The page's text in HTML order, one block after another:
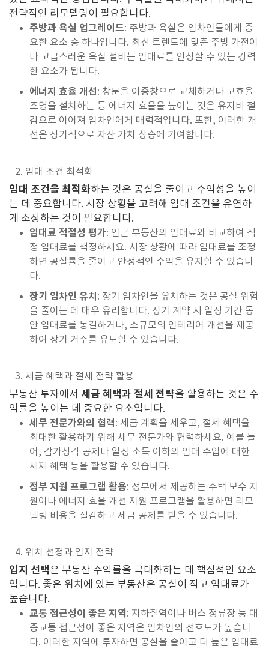
전략적인 리모델링이 필요합니다.
주방과 욕실 업그레이드: 주방과 욕실은 임차인들에게 중
요한 요소 중 하나입니다. 최신 트렌드에 맞춘 주방 가전이
나 고급스러운 욕실 설비는 임대료를 인상할 수 있는 강력
한 요소가 됩니다.
에너지 효율 개선: 창문을 이중창으로 교체하거나 고효율
조명을 설치하는 등 에너지 효율을 높이는 것은 유지비 절
감으로 이어져 임차인에게 매력적입니다. 또한, 이러한 개
선은 장기적으로 자산 가치 상승에 기여합니다.
2. 임대 조건 최적화
임대 조건을 최적화하는 것은 공실을 줄이고 수익성을 높이
는 데 중요합니다. 시장 상황을 고려해 임대 조건을 유연하
게 조정하는 것이 필요합니다.
임대료 적절성 평가: 인근 부동산의 임대료와 비교하여 적
정 임대료를 책정하세요. 시장 상황에 따라 임대료를 조정
하면 공실률을 줄이고 안정적인 수익을 유지할 수 있습니
다.
장기 임차인 유치 : 장기 임차인을 유치하는 것은 공실 위험
을 줄이는 데 매우 유리합니다. 장기 계약 시 일정 기간 동
안 임대료를 동결하거나, 소규모의 인테리어 개선을 제공
하여 장기 거주를 유도할 수 있습니다.
3. 세금 혜택과 절세 전략 활용
부동산 투자에서 세금 혜택과 절세 전략을 활용하는 것은 수
익률을 높이는 데 중요한 요소입니다.
세무 전문가와의 협력: 세금 계획을 세우고, 절세 혜택을
최대한 활용하기 위해 세무 전문가와 협력하세요. 예를 들
어, 감가상각 공제나 일정 소득 이하의 임대 수입에 대한
세제 혜택 등을 활용할 수 있습니다.
정부 지원 프로그램 활용: 정부에서 제공하는 주택 보수 지
원이나 에너지 효율 개선 지원 프로그램을 활용하면 리모
델링 비용을 절감하고 세금 공제를 받을 수 있습니다.
4. 위치 선정과 입지 전략
입지 선택은 부동산 수익률을 극대화하는 데 핵심적인 요소
입니다. 좋은 위치에 있는 부동산은 공실이 적고 임대료가
높습니다.
교통 접근성이 좋은 지역: 지하철역이나 버스 정류장 등 대
중교통 접근성이 좋은 지역은 임차인의 선호도가 높습니
다. 이러한 지역에 투자하면 공실을 줄이고 더 높은 임대료